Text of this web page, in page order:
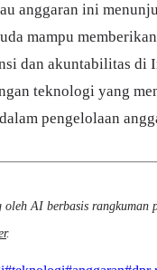
anggaran ini
mampu
dan akuntabilitas di
teknologi yang
pengelolaan
AI berbasis rangkuman
.